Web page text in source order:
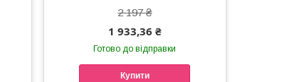
2 197 ₴
1 933,36 ₴
Готово до відправки
Купити